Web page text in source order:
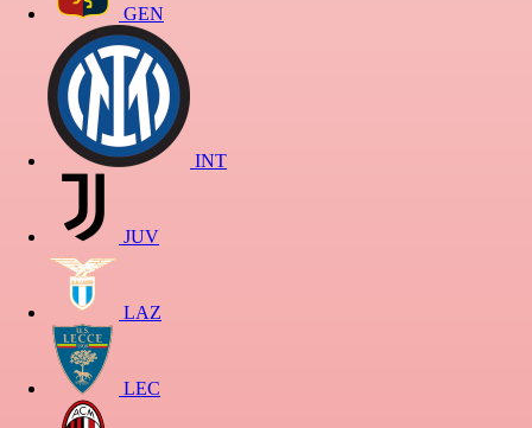
GEN
INT
JUV
LAZ
LEC